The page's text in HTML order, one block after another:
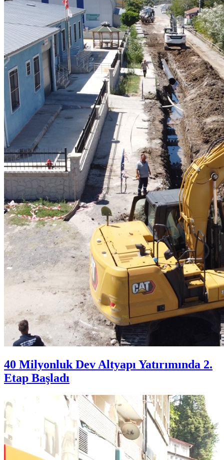
40 Milyonluk Dev Altyapı Yatırımında 2.
Etap Başladı